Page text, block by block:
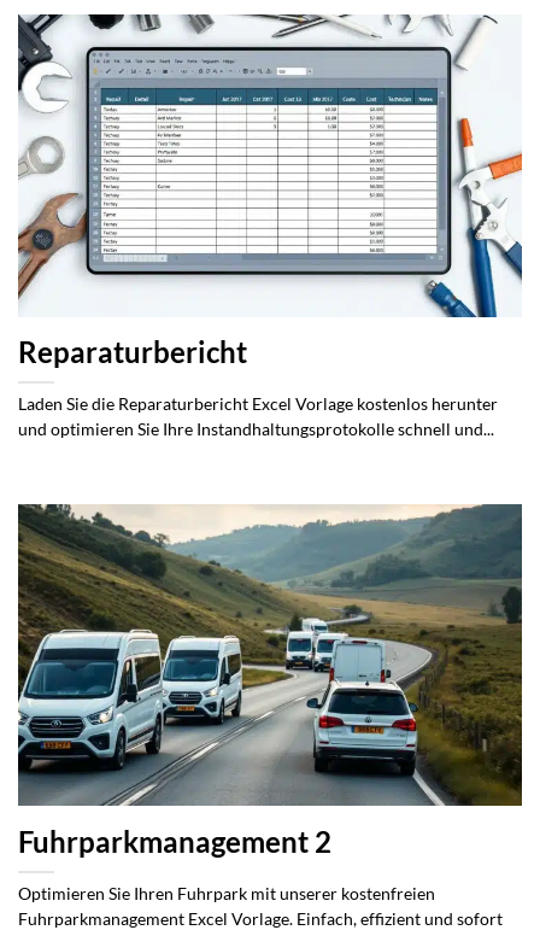
Reparaturbericht
Laden Sie die Reparaturbericht Excel Vorlage kostenlos herunter
und optimieren Sie Ihre Instandhaltungsprotokolle schnell und...
Fuhrparkmanagement 2
Optimieren Sie Ihren Fuhrpark mit unserer kostenfreien
Fuhrparkmanagement Excel Vorlage. Einfach, effizient und sofort